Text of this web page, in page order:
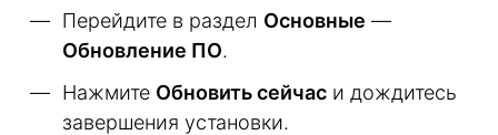
Перейдите в раздел Основные —
Обновление ПО.
Нажмите Обновить сейчас и дождитесь
завершения установки.